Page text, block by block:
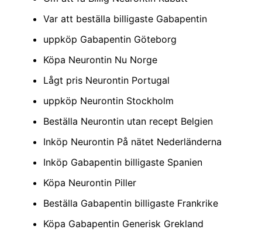
Var att beställa billigaste Gabapentin
uppköp Gabapentin Göteborg
Köpa Neurontin Nu Norge
Lågt pris Neurontin Portugal
uppköp Neurontin Stockholm
Beställa Neurontin utan recept Belgien
Inköp Neurontin På nätet Nederländerna
Inköp Gabapentin billigaste Spanien
Köpa Neurontin Piller
Beställa Gabapentin billigaste Frankrike
Köpa Gabapentin Generisk Grekland